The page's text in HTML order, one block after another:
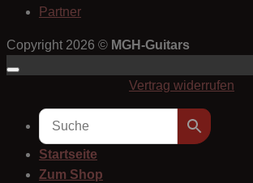
Partner
Copyright 2026 © MGH-Guitars
Vertrag widerrufen
Startseite
Zum Shop